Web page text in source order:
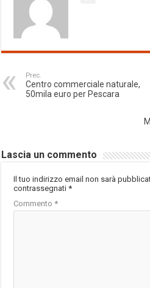
Prec.
Centro commerciale naturale,
50mila euro per Pescara
Lascia un commento
Il tuo indirizzo email non sarà
contrassegnati*
Commento*